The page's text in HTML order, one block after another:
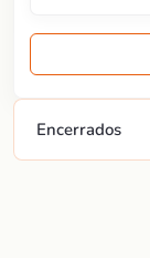
Encerrados